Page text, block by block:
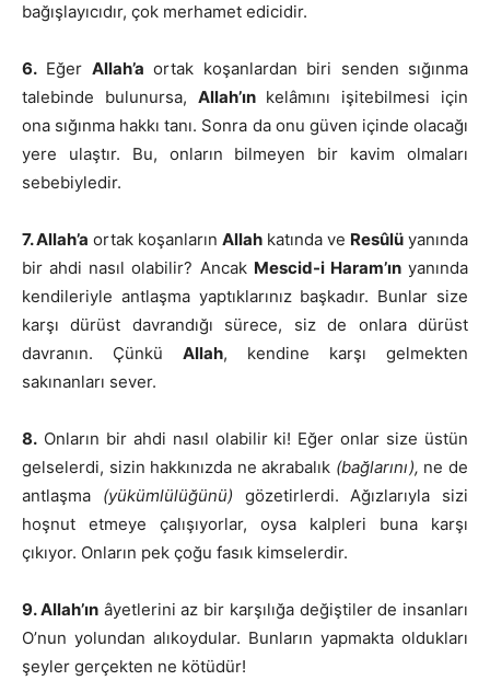
bağışlayıcıdır, çok merhamet edicidir.
6. Eğer Allah’a ortak koşanlardan biri senden sığınma
talebinde bulunursa, Allah’ınkelâmını işitebilmesi için
ona sığınma hakkı tanı. Sonra da onu güven içinde olacağı
yere ulaştır. Bu, onların bilmeyen bir kavim olmaları
sebebiyledir.
7. Allah’a ortak koşanların Allah katında ve Resûlü yanında
bir ahdi nasıl olabilir? Ancak Mescid-i Haram’ınyanında
kendileriyle antlaşma yaptıklarınız başkadır. Bunlar size
karşı dürüst davrandığı sürece, siz de onlara dürüst
davranın. Çünkü Allah, kendine karşı gelmekten
sakınanları sever.
8. Onların bir ahdi nasıl olabilir ki! Eğer onlar size üstün
gelselerdi, sizin hakkınızda ne akrabalık (bağlarını), ne de
antlaşma (yükümlülüğünü) gözetirlerdi. Ağızlarıyla sizi
hoşnut etmeye çalışıyorlar, oysa kalpleri buna karşı
çıkıyor. Onların pek çoğu fasık kimselerdir.
9. Allah’ınâyetlerini az bir karşılığa değiştiler de insanları
O’nun yolundan alıkoydular. Bunların yapmakta oldukları
şeyler gerçekten ne kötüdür!